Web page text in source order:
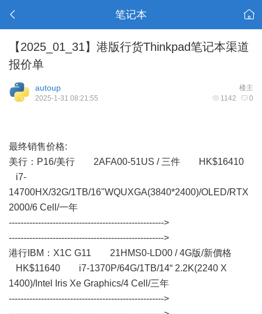
笔记本
【2025_01_31】港版行货Thinkpad笔记本渠道
报价单
楼主
autoup
1142 0
2025-1-31 08:21:55
最终销售价格:
美行： P16/美行 2AFA00-51US / 三件 HK$16410
i7-
14700HX/32G/1TB/16"WQUXGA(3840*2400)/OLED/RTX
2000/6 Cell/一年
----------------------------------------------------->
----------------------------------------------------->
港行IBM：X1C G11 21HMS0-LD00 / 4G版/新價格
HK$11640 i7-1370P/64G/1TB/14“ 2.2K(2240 X
1400)/Intel Iris Xe Graphics/4 Cell/三年
----------------------------------------------------->